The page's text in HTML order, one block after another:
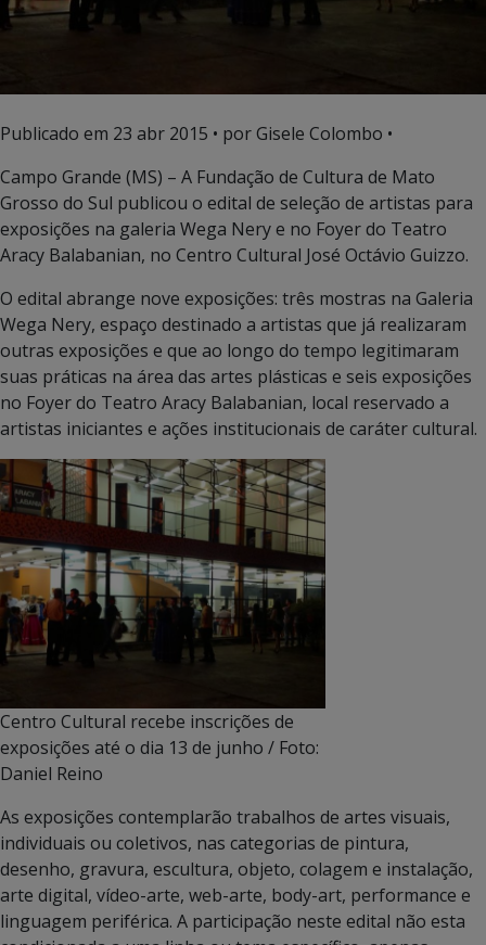
Publicado em 23 abr 2015 • por Gisele Colombo •
Campo Grande (MS) – A Fundação de Cultura de Mato
Grosso do Sul publicou o edital de seleção de artistas para
exposições na galeria Wega Nery e no Foyer do Teatro
Aracy Balabanian, no Centro Cultural José Octávio Guizzo.
O edital abrange nove exposições: três mostras na Galeria
Wega Nery, espaço destinado a artistas que já realizaram
outras exposições e que ao longo do tempo legitimaram
suas práticas na área das artes plásticas e seis exposições
no Foyer do Teatro Aracy Balabanian, local reservado a
artistas iniciantes e ações institucionais de caráter cultural.
Centro Cultural recebe inscrições de
exposições até o dia 13 de junho / Foto:
Daniel Reino
As exposições contemplarão trabalhos de artes visuais,
individuais ou coletivos, nas categorias de pintura,
desenho, gravura, escultura, objeto, colagem e instalação,
arte digital, vídeo-arte, web-arte, body-art, performance e
linguagem periférica. A participação neste edital não esta